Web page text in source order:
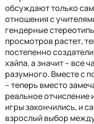
обсуждают только
отношения с
гендерные
просмотров растет,
постепенно
хайпа, а значит – все
разумного. Вместе с
– теперь вместо
реальное отчисление
игры закончились, и
взрослый выбор